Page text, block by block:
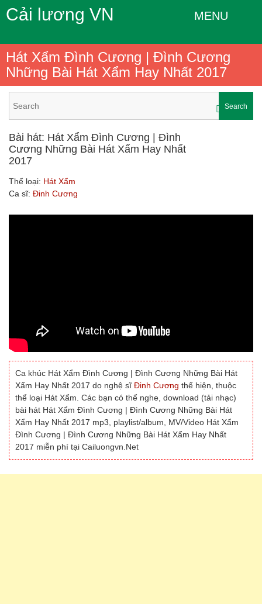
Cải lương VN MENU
Hát Xẩm Đình Cương | Đình Cương
Những Bài Hát Xẩm Hay Nhất 2017
Search
Bài hát: Hát Xẩm Đình Cương | Đình
Cương Những Bài Hát Xẩm Hay Nhất
2017
Thể loại: Hát Xẩm
Ca sĩ: Đinh Cương
Ca khúc Hát Xẩm Đình Cương | Đình Cương Những Bài Hát
Xẩm Hay Nhất 2017 do nghệ sĩĐinh Cương thể hiện, thuộc
thể loại Hát Xẩm. Các bạn có thể nghe, download (tải nhạc)
bài hát Hát Xẩm Đình Cương | Đình Cương Những Bài Hát
Xẩm Hay Nhất 2017 mp3, playlist/album, MV/Video Hát Xẩm
Đình Cương | Đình Cương Những Bài Hát Xẩm Hay Nhất
2017 miễn phí tại Cailuongvn.Net